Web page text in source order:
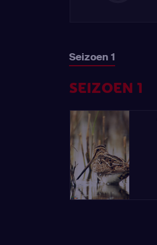
Seizoen 1
SEIZOEN 1